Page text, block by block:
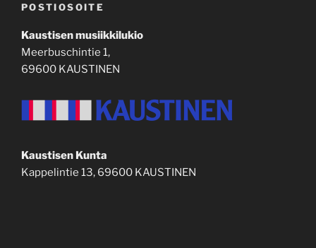
POSTIOSOITE
Kaustisen musiikkilukio
Meerbuschintie 1,
69600 KAUSTINEN
Kaustisen Kunta
Kappelintie 13, 69600 KAUSTINEN